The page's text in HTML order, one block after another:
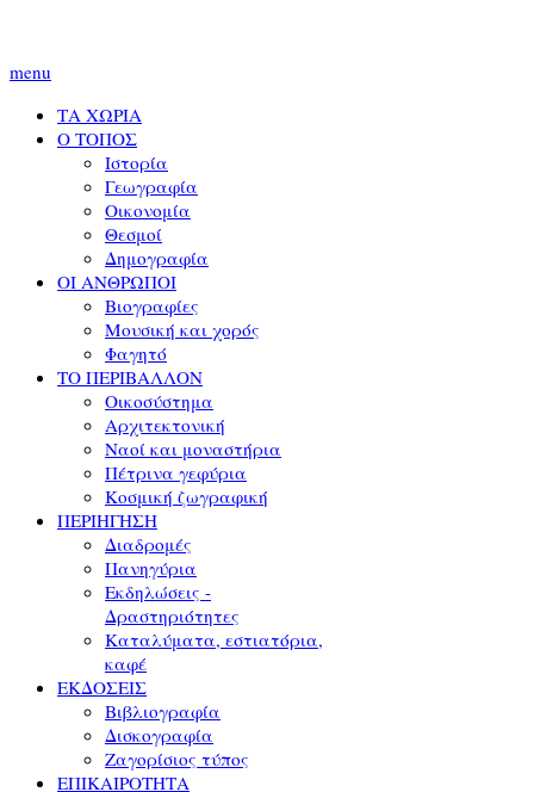
menu
ΤΑ ΧΩΡΙΑ
Ο ΤΟΠΟΣ
Ιστορία
Γεωγραφία
Οικονομία
Θεσμοί
Δημογραφία
ΟΙ ΑΝΘΡΩΠΟΙ
Βιογραφίες
Μουσική και χορός
Φαγητό
ΤΟ ΠΕΡΙΒΑΛΛΟΝ
Οικοσύστημα
Αρχιτεκτονική
Ναοί και μοναστήρια
Πέτρινα γεφύρια
Κοσμική ζωγραφική
ΠΕΡΙΗΓΗΣΗ
Διαδρομές
Πανηγύρια
Εκδηλώσεις -
Δραστηριότητες
Καταλύματα, εστιατόρια,
καφέ
ΕΚΔΟΣΕΙΣ
Βιβλιογραφία
Δισκογραφία
Ζαγορίσιος τύπος
ΕΠΙΚΑΙΡΟΤΗΤΑ